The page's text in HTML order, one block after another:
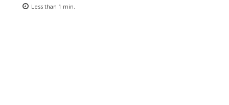
Less than 1 min.